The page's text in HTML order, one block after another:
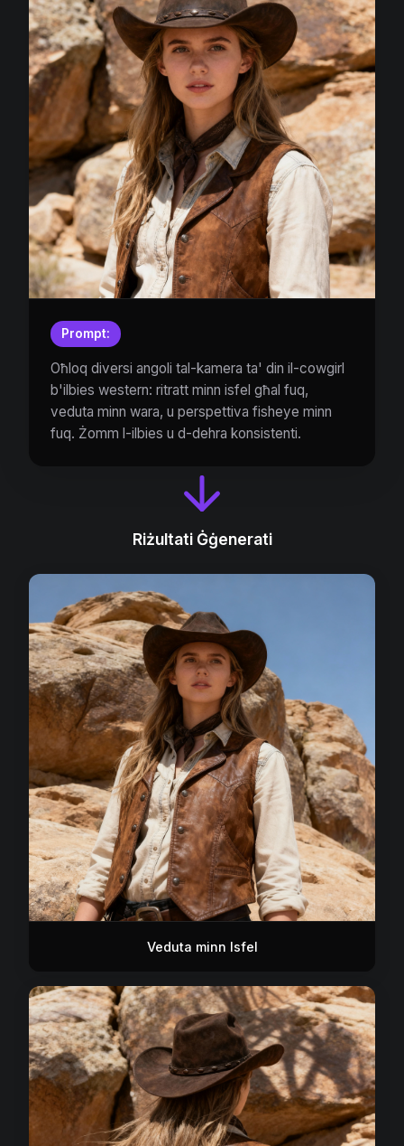
Prompt:
Oħloq diversi angoli tal-kamera ta' din il-cowgirl
b'ilbies western: ritratt minn isfel għal fuq,
veduta minn wara, u perspettiva fisheye minn
fuq. Żomm l-ilbies u d-dehra konsistenti.
Riżultati Ġġenerati
Veduta minn Isfel